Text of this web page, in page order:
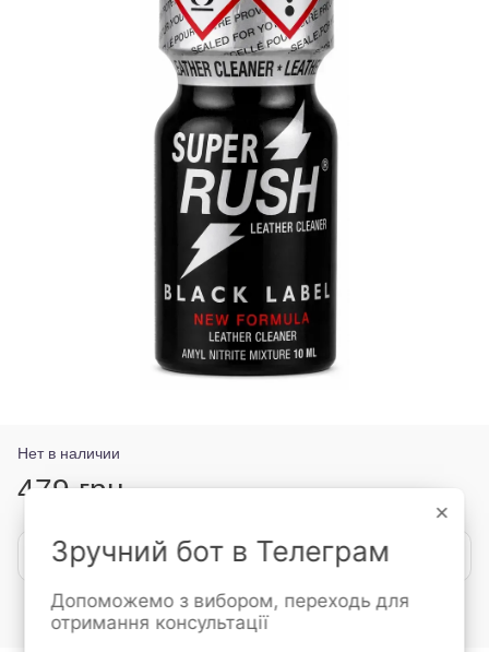
Нет в наличии
479 грн
Сообщить, когда появится
Войтидля отображения накопительной скидки
Зручний бот в Телеграм
Допоможемо з вибором, переходь для
отримання консультації
×